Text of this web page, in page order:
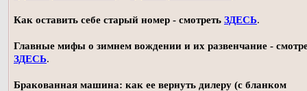
Как оставить себе старый номер - смотреть ЗДЕСЬ.
Главные мифы о зимнем вождении и их развенчание -
ЗДЕСЬ.
Бракованная машина: как ее вернуть дилеру (с бланком